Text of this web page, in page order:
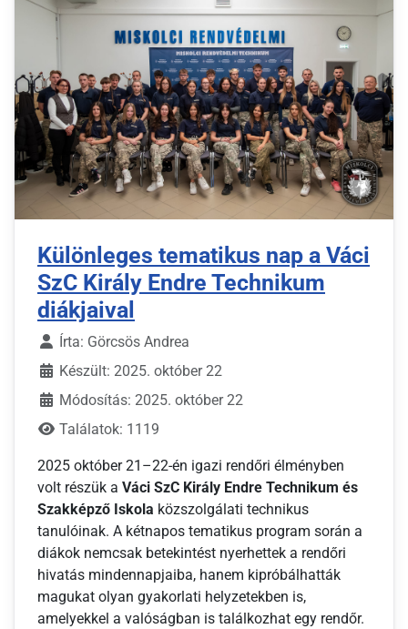
Különleges tematikus nap a Váci
SzC Király Endre Technikum
diákjaival
Írta: Görcsös Andrea
Készült: 2025. október 22
Módosítás: 2025. október 22
Találatok: 1119
2025 október 21–22-én igazi rendőri élményben
volt részük a Váci SzC Király Endre Technikum és
Szakképző Iskola közszolgálati technikus
tanulóinak. A kétnapos tematikus program során a
diákok nemcsak betekintést nyerhettek a rendőri
hivatás mindennapjaiba, hanem kipróbálhatták
magukat olyan gyakorlati helyzetekben is,
amelyekkel a valóságban is találkozhat egy rendőr.